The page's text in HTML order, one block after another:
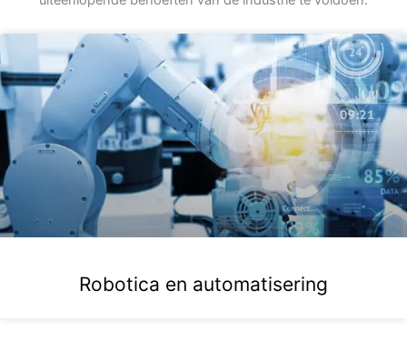
Robotica en automatisering